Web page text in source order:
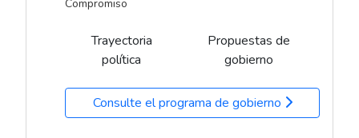
Compromiso
Trayectoria
política
Propuestas de
gobierno
Consulte el programa de gobierno